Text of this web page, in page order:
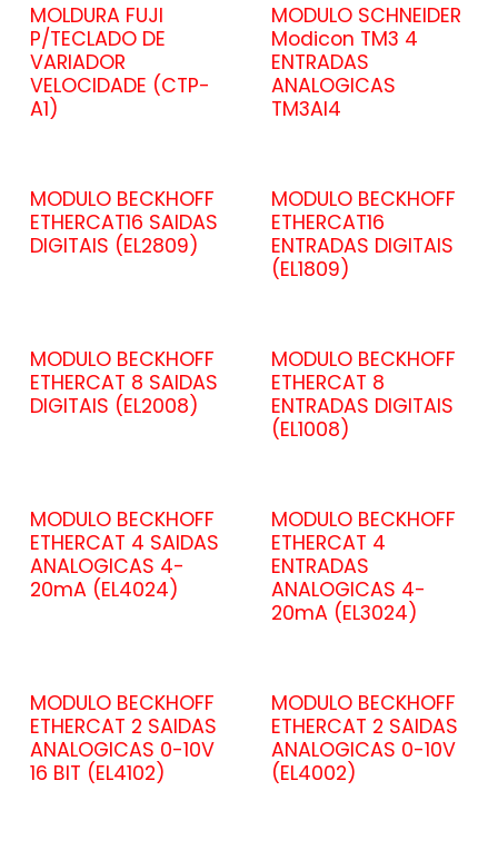
MOLDURA FUJI
P/TECLADO DE
VARIADOR
VELOCIDADE (CTP-
A1)
MODULO SCHNEIDER
Modicon TM3 4
ENTRADAS
ANALOGICAS
TM3Al4
MODULO BECKHOFF
ETHERCAT16 SAIDAS
DIGITAIS (EL2809)
MODULO BECKHOFF
ETHERCAT16
ENTRADAS DIGITAIS
(EL1809)
MODULO BECKHOFF
ETHERCAT 8 SAIDAS
DIGITAIS (EL2008)
MODULO BECKHOFF
ETHERCAT 8
ENTRADAS DIGITAIS
(EL1008)
MODULO BECKHOFF
ETHERCAT 4 SAIDAS
ANALOGICAS 4-
20mA (EL4024)
MODULO BECKHOFF
ETHERCAT 4
ENTRADAS
ANALOGICAS 4-
20mA (EL3024)
MODULO BECKHOFF
ETHERCAT 2 SAIDAS
ANALOGICAS 0-10V
16 BIT (EL4102)
MODULO BECKHOFF
ETHERCAT 2 SAIDAS
ANALOGICAS 0-10V
(EL4002)